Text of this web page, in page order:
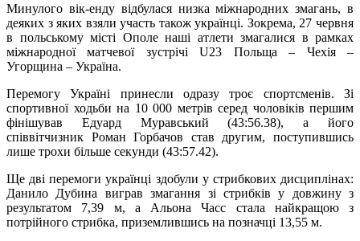
Минулого вік-енду відбулася низка міжнародних змагань, в
деяких з яких взяли участь також українці. Зокрема, 27 червня
в польському місті Ополе наші атлети змагалися в рамках
міжнародної матчевої зустрічі U23 Польща – Чехія –
Угорщина – Україна.
Перемогу Україні принесли одразу троє спортсменів. Зі
спортивної ходьби на 10 000 метрів серед чоловіків першим
фінішував Едуард Муравський (43:56.38), а його
співвітчизник Роман Горбачов став другим, поступившись
лише трохи більше секунди (43:57.42).
Ще дві перемоги українці здобули у стрибкових дисциплінах:
Данило Дубина виграв змагання зі стрибків у довжину з
результатом 7,39 м, а Альона Часс стала найкращою з
потрійного стрибка, приземлившись на позначці 13,55 м.